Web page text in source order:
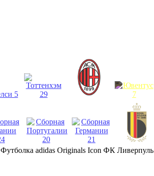
Футболка adidas Originals Icon ФК Ливерпуль